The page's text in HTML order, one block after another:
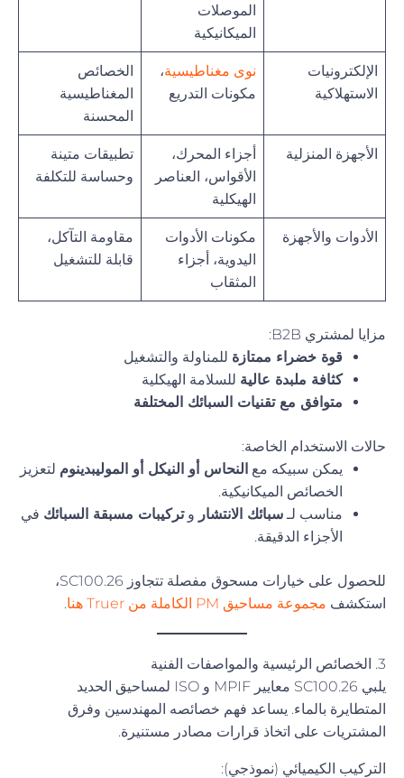
الموصلات
الميكانيكية
الإلكترونيات
الاستهلاكية
نوى مغناطيسية،
مكونات التدريع
الخصائص
المغناطيسية
المحسنة
الأجهزة المنزلية
أجزاء المحرك،
الأقواس، العناصر
الهيكلية
تطبيقات متينة
وحساسة للتكلفة
الأدوات والأجهزة
مكونات الأدوات
اليدوية، أجزاء
المثقاب
مقاومة التآكل،
قابلة للتشغيل
مزايا لمشتري B2B:
قوة خضراء ممتازةللمناولة والتشغيل
كثافة ملبدة عاليةللسلامة الهيكلية
متوافق مع تقنيات السبائك المختلفة
حالات الاستخدام الخاصة:
يمكن سبيكه مع النحاس أو النيكل أو الموليبدينوملتعزيز
الخصائص الميكانيكية.
مناسب لـ سبائك الانتشار و تركيبات مسبقة السبائكفي
الأجزاء الدقيقة.
للحصول على خيارات مسحوق مفصلة تتجاوز SC100.26،
استكشف مجموعة مساحيق PM الكاملة من Truer هنا .
3. الخصائص الرئيسية والمواصفات الفنية
يلبي SC100.26 معايير MPIF و ISO لمساحيق الحديد
المتطايرة بالماء. يساعد فهم خصائصه المهندسين وفرق
المشتريات على اتخاذ قرارات مصادر مستنيرة.
التركيب الكيميائي (نموذجي):